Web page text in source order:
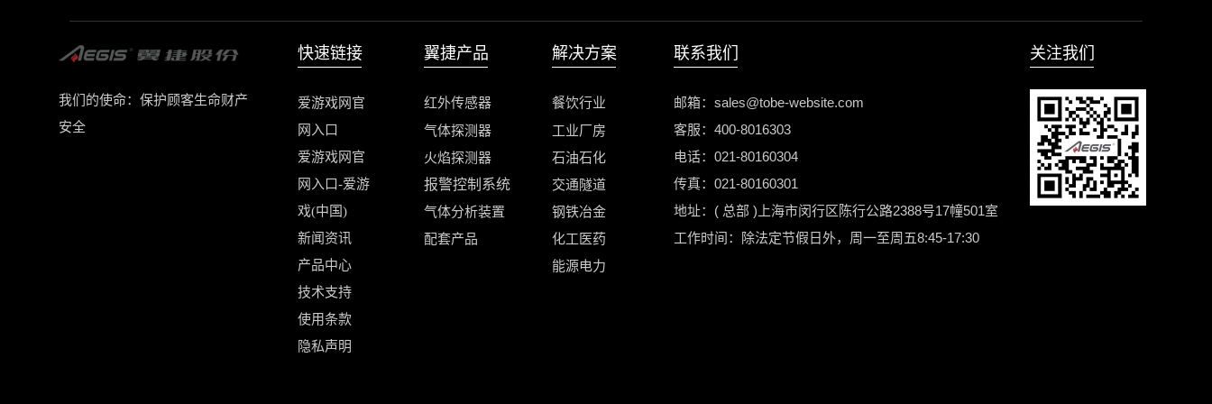
我们的使命：保护顾客生命财产
安全
快速链接
爱游戏网官
网入口
爱游戏网官
网入口-爱游
戏(中国)
新闻资讯
产品中心
技术支持
使用条款
隐私声明
翼捷产品
红外传感器
气体探测器
火焰探测器
报警控制 系统
气体分析装置
配套产品
解决方案
餐饮行业
工业厂房
石油石化
交通隧道
钢铁冶金
化工医药
能源电力
联系我们
邮箱：sales@tobe-website.com
客服：400-8016303
电话：021-80160304
传真：021-80160301
地址：( 总部 )上海市闵行区陈行公路2388号17幢501室
工作时间：除法定节假日外，周一至周五8:45-17:30
关注我们